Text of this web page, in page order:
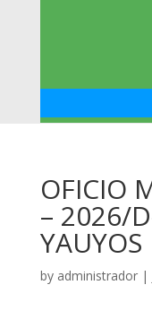
OFICIO
– 2026/
YAUYOS
by administrador|